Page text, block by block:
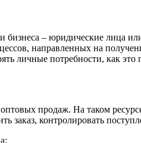
бизнеса – юридические лица
направленных на
личные потребности, как
продаж. На таком
заказ, контролировать